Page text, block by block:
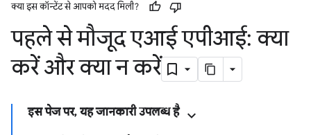
क्या इस कॉन्टेंट से आपको मदद मिली?
पहले से मौजूद एआई एपीआई: क्या
करें और क्या न करें
इस पेज पर, यह जानकारी उपलब्ध है